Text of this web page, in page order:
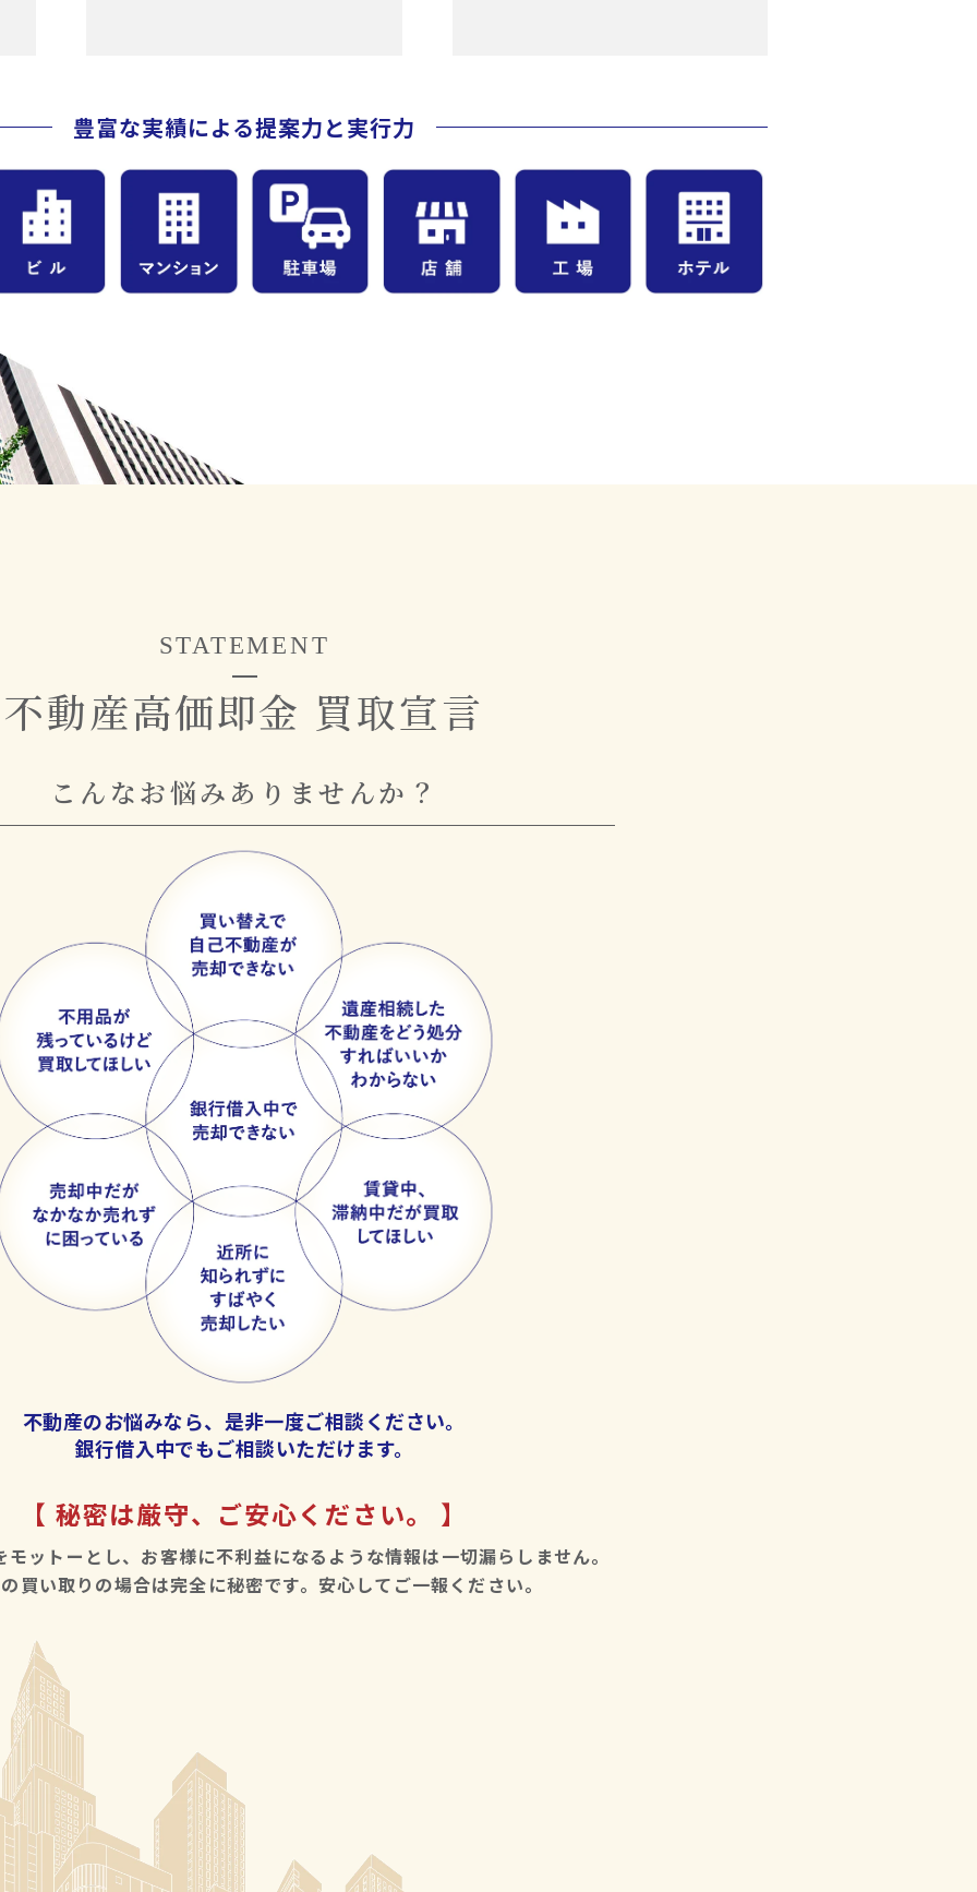
豊富な実績による提案力と実行力
STATEMENT
不動産高価即金 買取宣言
こ ん な お悩 み あ り ませ んか ？
不動産のお悩みなら、 是非一度ご相談ください。
銀行借入中でもご相談いただけます。
【 秘密は厳守、ご安心ください。 】
ットーとし、 お客様に不利益になるような情報は一切漏らしません。
買い取りの場合は完全に秘密です。 安心してご一報ください。